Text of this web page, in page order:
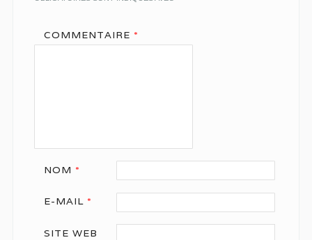
COMMENTAIRE *
NOM *
E-MAIL *
SITE WEB